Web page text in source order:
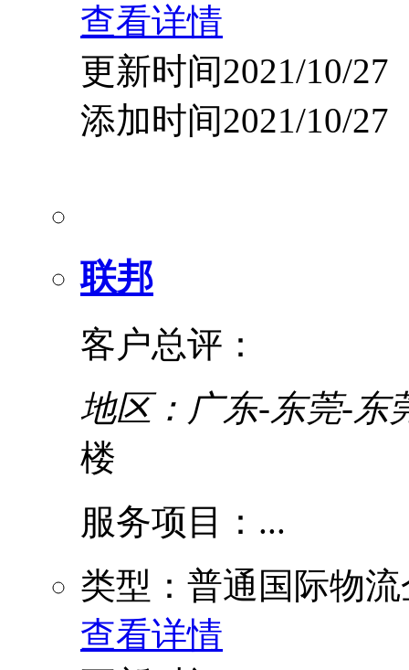
查看详情
更新时间2021/10/27
添加时间2021/10/27
联邦
客户总评：
地区：广东-东莞-东
楼
服务项目：...
类型：普通国际物
查看详情